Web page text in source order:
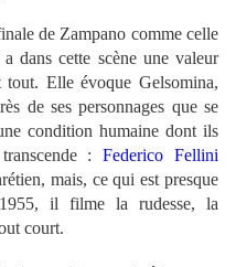
de Zampano comme celle
dans cette scène une valeur
tout. Elle évoque Gelsomina,
de ses personnages que se
condition humaine dont ils
:
Federico Fellini
mais, ce qui est presque
il filme la rudesse, la
court.